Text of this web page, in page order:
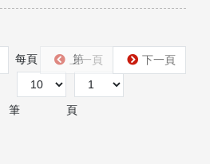
每頁
筆
第
頁
上一頁 下一頁